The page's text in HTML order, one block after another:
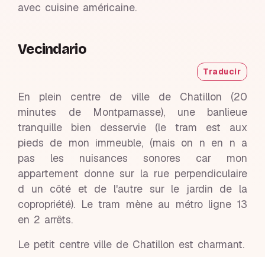
avec cuisine américaine.
Vecindario
Traducir
En plein centre de ville de Chatillon (20
minutes de Montparnasse), une banlieue
tranquille bien desservie (le tram est aux
pieds de mon immeuble, (mais on n en n a
pas les nuisances sonores car mon
appartement donne sur la rue perpendiculaire
d un côté et de l'autre sur le jardin de la
copropriété). Le tram mène au métro ligne 13
en 2 arrêts.
Le petit centre ville de Chatillon est charmant.